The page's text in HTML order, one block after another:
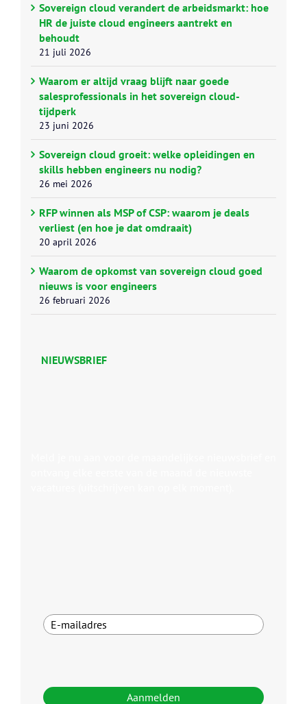
Sovereign cloud verandert de arbeidsmarkt: hoe
HR de juiste cloud engineers aantrekt en
behoudt
21 juli 2026
Waarom er altijd vraag blijft naar goede
salesprofessionals in het sovereign cloud-
tijdperk
23 juni 2026
Sovereign cloud groeit: welke opleidingen en
skills hebben engineers nu nodig?
26 mei 2026
RFP winnen als MSP of CSP: waarom je deals
verliest (en hoe je dat omdraait)
20 april 2026
Waarom de opkomst van sovereign cloud goed
nieuws is voor engineers
26 februari 2026
NIEUWSBRIEF